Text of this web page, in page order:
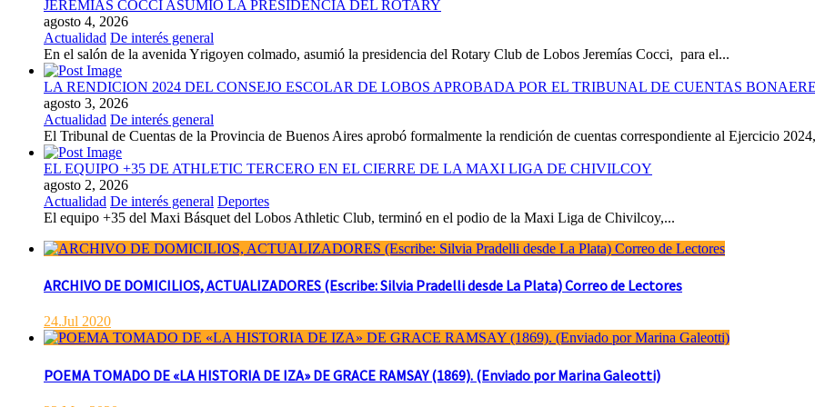
JEREMIAS COCCI ASUMIO LA PRESIDENCIA DEL ROTARY
agosto 4, 2026
Actualidad De interés general
En el salón de la avenida Yrigoyen colmado, asumió la presidencia del Rotary Club de Lobos Jeremías Cocci, para el...
LA RENDICION 2024 DEL CONSEJO ESCOLAR DE LOBOS APROBADA POR EL TRIBUNAL DE CUENTAS
agosto 3, 2026
Actualidad De interés general
El Tribunal de Cuentas de la Provincia de Buenos Aires aprobó formalmente la rendición de cuentas correspondiente al Ejercicio
EL EQUIPO +35 DE ATHLETIC TERCERO EN EL CIERRE DE LA MAXI LIGA DE CHIVILCOY
agosto 2, 2026
Actualidad De interés general Deportes
El equipo +35 del Maxi Básquet del Lobos Athletic Club, terminó en el podio de la Maxi Liga de Chivilcoy,...
ARCHIVO DE DOMICILIOS, ACTUALIZADORES (Escribe: Silvia Pradelli desde La Plata) Correo de Lectores
24.Jul 2020
POEMA TOMADO DE «LA HISTORIA DE IZA» DE GRACE RAMSAY (1869). (Enviado por Marina Galeotti)